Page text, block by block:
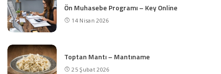
Ön Muhasebe Programı – Key Online
14 Nisan 2026
Toptan Mantı – Mantıname
25 Şubat 2026